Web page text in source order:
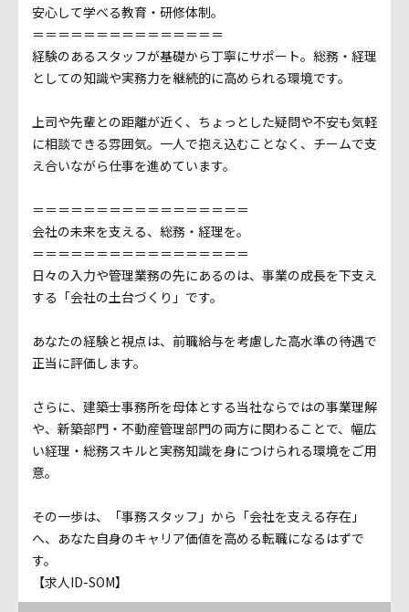
安心して学べる教育・研修体制。
＝＝＝＝＝＝＝＝＝＝＝＝＝＝＝
経験のあるスタッフが基礎から丁寧にサポート。総務・経理
としての知識や実務力を継続的に高められる環境です。
上司や先輩との距離が近く、ちょっとした疑問や不安も気軽
に相談できる雰囲気。一人で抱え込むことなく、チームで支
え合いながら仕事を進めています。
＝＝＝＝＝＝＝＝＝＝＝＝＝＝＝＝＝
会社の未来を支える、総務・経理を。
＝＝＝＝＝＝＝＝＝＝＝＝＝＝＝＝＝
日々の入力や管理業務の先にあるのは、事業の成長を下支え
する「会社の土台づくり」です。
あなたの経験と視点は、前職給与を考慮した高水準の待遇で
正当に評価します。
さらに、建築士事務所を母体とする当社ならではの事業理解
や、新築部門・不動産管理部門の両方に関わることで、幅広
い経理・総務スキルと実務知識を身につけられる環境をご用
意。
その一歩は、「事務スタッフ」から「会社を支える存在」
へ、あなた自身のキャリア価値を高める転職になるはずで
す。
【求人ID-SOM】